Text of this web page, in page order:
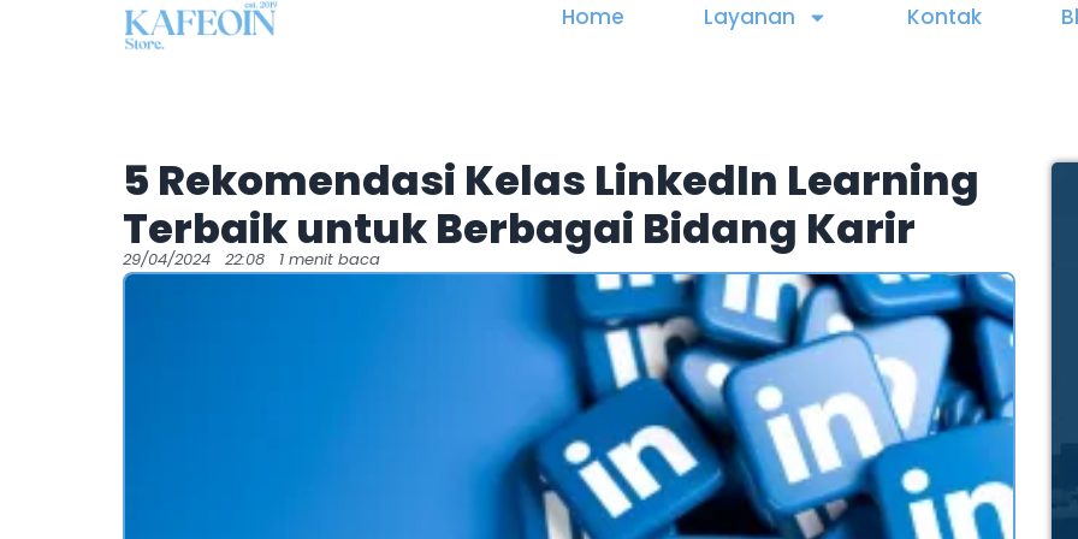
Home Layanan Kontak
5 Rekomendasi Kelas LinkedIn Learning
Terbaik untuk Berbagai Bidang Karir
29/04/2024 22:08 1 menit baca